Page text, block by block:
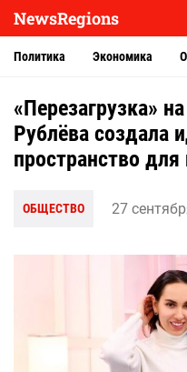
NewsRegions
Политика Экономика
«Перезагрузка»
Рублёва создала
пространство
ОБЩЕСТВО 27